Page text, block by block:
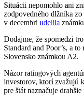
Situácii nepomohlo ani
zodpovedného dlžníka
v decembri udelila
Dodajme, že spomedzi
Standard and Poor’s, a
Slovensko známkou A2.
Názor ratingových
investorov, ktorí zvažujú
pre štát naznačuje